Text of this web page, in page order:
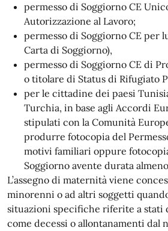
permesso di Soggiorno CE
Autorizzazione al Lavoro;
permesso di Soggiorno CE per
Carta di Soggiorno),
permesso di Soggiorno CE di
o titolare di Status di Rifugiato
per le cittadine dei paesi
Turchia, in base agli Accordi
stipulati con la Comunità
produrre fotocopia del
motivi familiari oppure
Soggiorno avente durata
L’assegno di maternità viene
minorenni o ad altri soggetti
situazioni specifiche riferite a stati
come decessi o allontanamenti dal